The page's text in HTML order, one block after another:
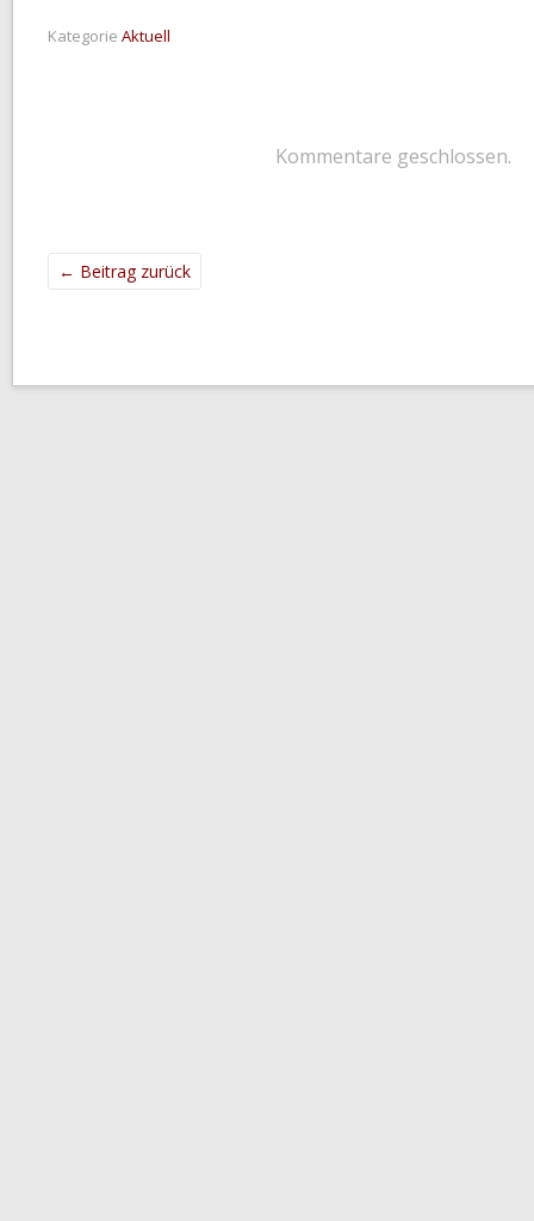
Kategorie Aktuell
Kommentare geschlossen.
← Beitrag zurück